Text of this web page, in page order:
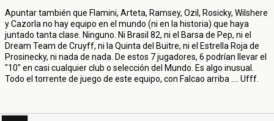
Apuntar también que Flamini, Arteta, Ramsey, Ozil, Rosicky, Wilshere
y Cazorla no hay equipo en el mundo (ni en la historia) que haya
juntado tanta clase. Ninguno. Ni Brasil 82, ni el Barsa de Pep, ni el
Dream Team de Cruyff, ni la Quinta del Buitre, ni el Estrella Roja de
Prosinecky, ni nada de nada. De estos 7 jugadores, 6 podrían llevar el
"10" en casi cualquier club o selección del Mundo. Es algo inusual.
Todo el torrente de juego de este equipo, con Falcao arriba .... Ufff.